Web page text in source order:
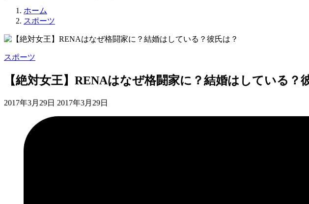
ホーム
スポーツ
スポーツ
【絶対女王】RENAはなぜ格闘家に？結婚はしている？
2017年3月29日 2017年3月29日